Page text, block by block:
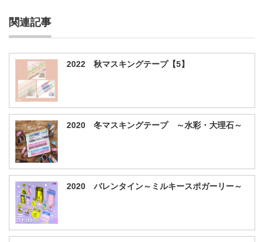
関連記事
2022 秋マスキングテープ【5】
2020 冬マスキングテープ ～水彩・大理石～
2020 バレンタイン～ミルキースポガーリー～